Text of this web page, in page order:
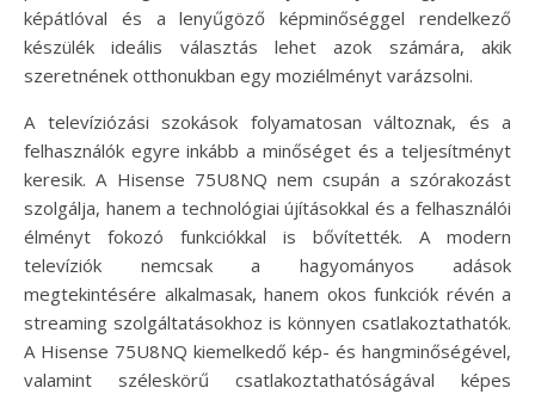
képátlóval és a lenyűgöző képminőséggel rendelkező
készülék ideális választás lehet azok számára, akik
szeretnének otthonukban egy moziélményt varázsolni.
A televíziózási szokások folyamatosan változnak, és a
felhasználók egyre inkább a minőséget és a teljesítményt
keresik. A Hisense 75U8NQ nem csupán a szórakozást
szolgálja, hanem a technológiai újításokkal és a felhasználói
élményt fokozó funkciókkal is bővítették. A modern
televíziók nemcsak a hagyományos adások
megtekintésére alkalmasak, hanem okos funkciók révén a
streaming szolgáltatásokhoz is könnyen csatlakoztathatók.
A Hisense 75U8NQ kiemelkedő kép- és hangminőségével,
valamint széleskörű csatlakoztathatóságával képes